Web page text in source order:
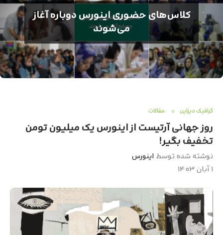
کلاس‌های حضوری اینورس دوباره آغاز
می‌شوند
گرافیک دیزاین مقالات
روز جهانی آرتیست از اینورس یک میلیون تومن
تخفیف بگیر!
نوشته شده توسط اینورس
۱ آبان ۱۴۰۳